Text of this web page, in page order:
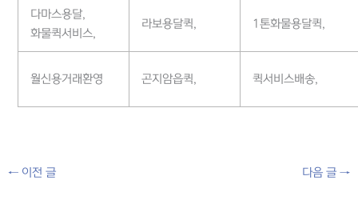
다마스용달,
화물퀵서비스,
라보용달퀵, 1톤화물용달퀵,
월신용거래환영 곤지암읍퀵, 퀵서비스배송,
←이전 글 다음 글→